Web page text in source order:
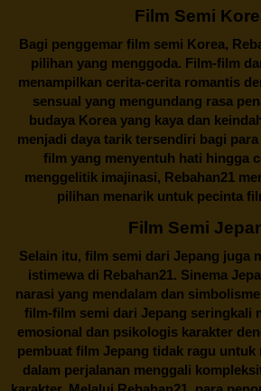
Film Semi
Bagi penggemar film semi Korea,
pilihan yang menggoda. Film-film
menampilkan cerita-cerita romantis
sensual yang mengundang rasa
budaya Korea yang kaya dan
menjadi daya tarik tersendiri bagi
film yang menyentuh hati hingga
menggelitik imajinasi, Rebahan21
pilihan menarik untuk pecinta
Film Semi
Selain itu, film semi dari Jepang juga
istimewa di Rebahan21. Sinema
narasi yang mendalam dan
film-film semi dari Jepang seringkali
emosional dan psikologis karakter
pembuat film Jepang tidak ragu untuk
dalam perjalanan menggali